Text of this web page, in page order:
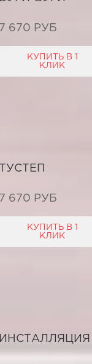
7 670 РУБ
КУПИТЬ В 1
КЛИК
ТУСТЕП
7 670 РУБ
КУПИТЬ В 1
КЛИК
ИНСТАЛЛЯЦИЯ